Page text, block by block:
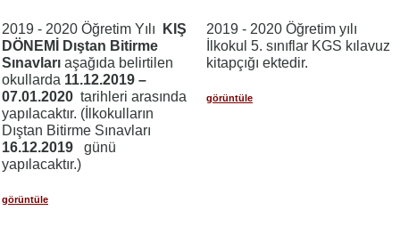
2019 - 2020 Öğretim Yılı
KIŞ
DÖNEMİ Dıştan Bitirme
Sınavları aşağıda belirtilen
okullarda 11.12.2019 –
07.01.2020 tarihleri arasında
yapılacaktır. (İlkokulların
Dıştan Bitirme Sınavları
16.12.2019 günü
yapılacaktır.)
görüntüle
2019 - 2020 Öğretim yılı
İlkokul 5. sınıflar KGS kılavuz
kitapçığı ektedir.
görüntüle